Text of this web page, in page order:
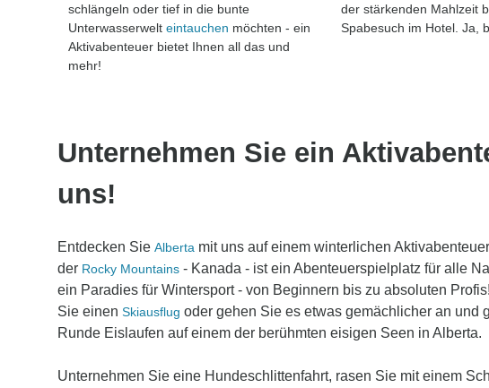
schlängeln oder tief in die bunte
Unterwasserwelt eintauchen möchten - ein
Aktivabenteuer bietet Ihnen all das und
mehr!
der stärkenden Mahlzeit
Spabesuch im Hotel. Ja,
Unternehmen Sie ein
uns!
Entdecken Sie Alberta mit uns auf einem winterlichen
der Rocky Mountains - Kanada - ist ein Abenteuerspielplatz für alle
ein Paradies für Wintersport - von Beginnern bis zu absoluten
Sie einen Skiausflug oder gehen Sie es etwas gemächlicher an und
Runde Eislaufen auf einem der berühmten eisigen Seen in Alberta.
Unternehmen Sie eine Hundeschlittenfahrt, rasen Sie mit einem